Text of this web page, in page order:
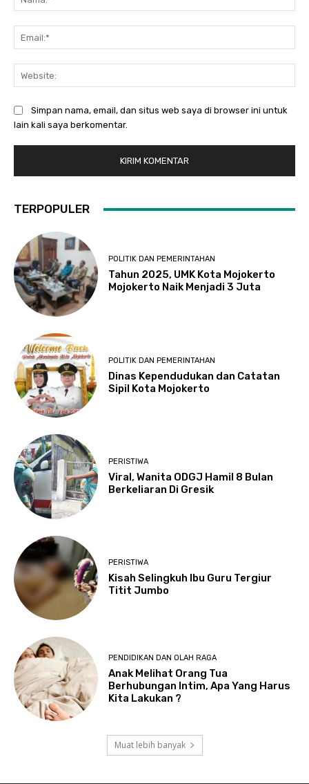
Simpan nama, email, dan situs web saya di browser ini untuk
lain kali saya berkomentar.
TERPOPULER
POLITIK DAN PEMERINTAHAN
Tahun 2025, UMK Kota Mojokerto
Mojokerto Naik Menjadi 3 Juta
POLITIK DAN PEMERINTAHAN
Dinas Kependudukan dan Catatan
Sipil Kota Mojokerto
PERISTIWA
Viral, Wanita ODGJ Hamil 8 Bulan
Berkeliaran Di Gresik
PERISTIWA
Kisah Selingkuh Ibu Guru Tergiur
Titit Jumbo
PENDIDIKAN DAN OLAH RAGA
Anak Melihat Orang Tua
Berhubungan Intim, Apa Yang Harus
Kita Lakukan ?
Muat lebih banyak